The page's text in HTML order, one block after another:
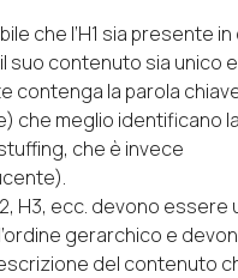
che l’H1 sia presente
suo contenuto sia unico
contenga la parola
che meglio identificano
che è invece
H3, ecc. devono essere
gerarchico e
del contenuto